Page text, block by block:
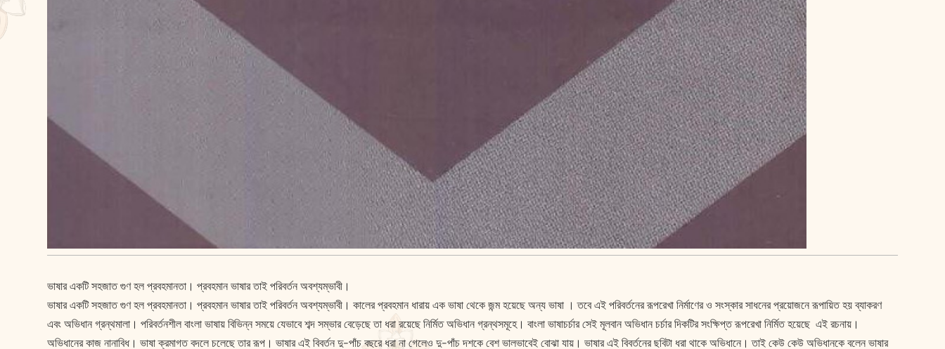
ভাষার একটি সহজাত গুণ হল প্রবহমানতা। প্রবহমান ভাষার তাই পরিবর্তন অবশ্যম্ভাবী।
ভাষার একটি সহজাত গুণ হল প্রবহমানতা। প্রবহমান ভাষার তাই পরিবর্তন অবশ্যম্ভাবী। কালের প্রবহমান ধারায় এক ভাষা থেকে জন্ম হয়েছে অন্য ভাষা । তবে এই পরিবর্তনের রূপরেখা নির্মাণের ও সংস্কার সাধনের প্রয়োজনে রূপায়িত হয় ব্যাকরণ
এবং অভিধান গ্রন্থমালা। পরিবর্তনশীল বাংলা ভাষায় বিভিন্ন সময়ে যেভাবে শব্দ সম্ভার বেড়েছে তা ধরা রয়েছে নির্মিত অভিধান গ্রন্থসমূহে। বাংলা ভাষাচর্চার সেই মূলবান অভিধান চর্চার দিকটির সংক্ষিপ্ত রূপরেখা নির্মিত হয়েছে এই রচনায়।
অভিধানের কাজ নানাবিধ। ভাষা ক্রমাগত বদলে চলেছে তার রূপ। ভাষার এই বিবর্তন দু-পাঁচ বছরে ধরা না গেলেও দু-পাঁচ দশকে বেশ ভালভাবেই বোঝা যায়। ভাষার এই বিবর্তনের ছবিটা ধরা থাকে অভিধানে। তাই কেউ কেউ অভিধানকে বলেন ভাষার